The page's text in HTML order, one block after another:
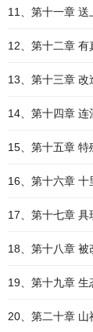
11、第十一章 送
12、第十二章 有
13、第十三章 改
14、第十四章 连
15、第十五章 特
16、第十六章
17、第十七章 具
18、第十八章 被
19、第十九章 生
20、第二十章 山